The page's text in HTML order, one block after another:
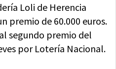
Loli de Herencia
premio de 60.000 euros.
segundo premio del
por Lotería Nacional.